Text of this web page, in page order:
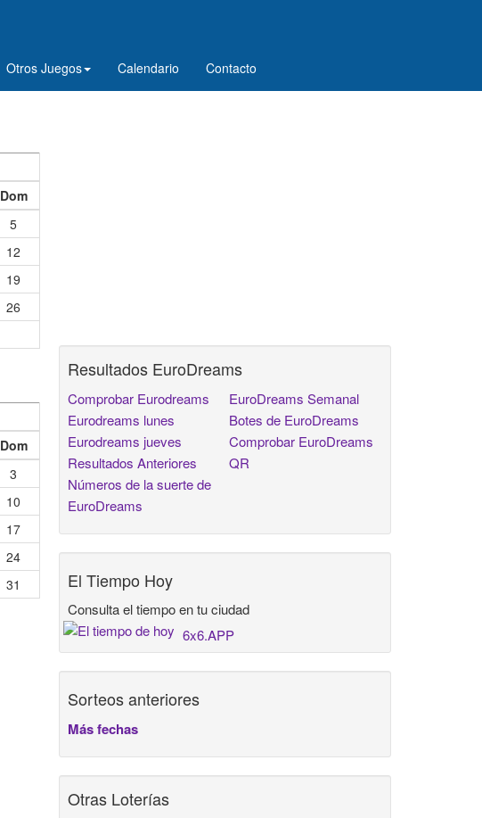
Otros Juegos Calendario Contacto
Dom
5
12
19
26
Dom
3
10
17
24
31
Resultados EuroDreams
Comprobar Eurodreams
Eurodreams lunes
Eurodreams jueves
Resultados Anteriores
Números de la suerte de
EuroDreams
EuroDreams Semanal
Botes de EuroDreams
Comprobar EuroDreams
QR
El Tiempo Hoy
Consulta el tiempo en tu ciudad
6x6.APP
Sorteos anteriores
Más fechas
Otras Loterías